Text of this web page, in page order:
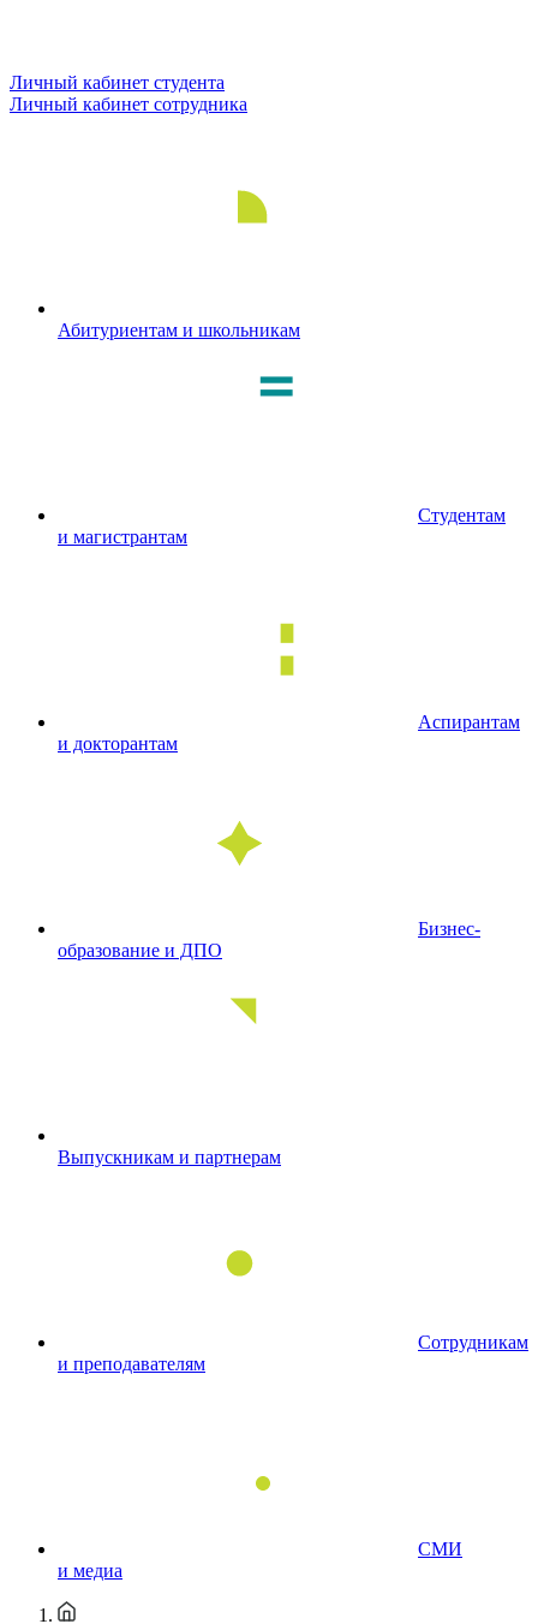
Личный кабинет студента
Личный кабинет сотрудника
Абитуриентам и школьникам
Студентам
и магистрантам
Аспирантам
и докторантам
Бизнес-
образование и ДПО
Выпускникам и партнерам
Сотрудникам
и преподавателям
СМИ
и медиа